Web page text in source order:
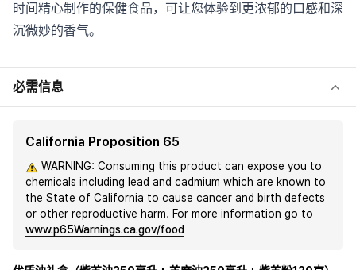
时间精心制作的保健食品，可让您体验到更浓郁的口感和深
沉微妙的香气。
必需信息
California Proposition 65
WARNING: Consuming this product can expose you to
chemicals including lead and cadmium which are known to
the State of California to cause cancer and birth defects
or other reproductive harm. For more information go to
www.p65Warnings.ca.gov/food